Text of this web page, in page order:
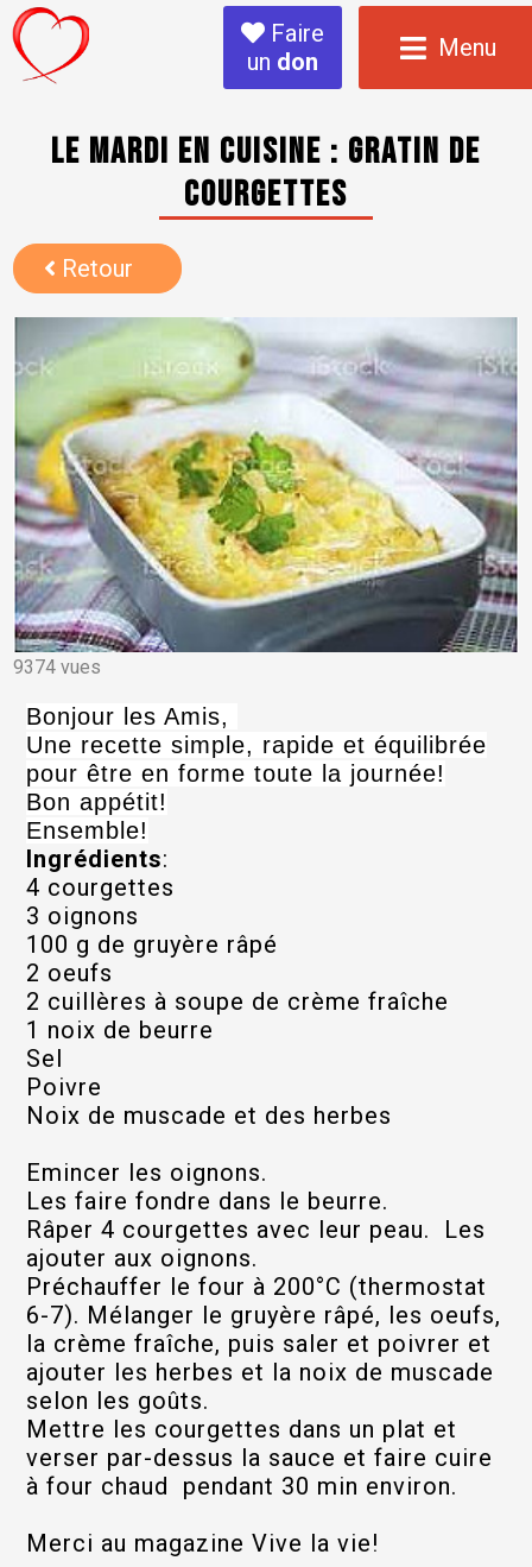
Faire
un don Menu
Le mardi en cuisine : Gratin de
courgettes
Retour
9374 vues
Bonjour les Amis,
Une recette simple, rapide et équilibrée
pour être en forme toute la journée!
Bon appétit!
Ensemble!
Ingrédients:
4 courgettes
3 oignons
100 g de gruyère râpé
2 oeufs
2 cuillères à soupe de crème fraîche
1 noix de beurre
Sel
Poivre
Noix de muscade et des herbes
Emincer les oignons.
Les faire fondre dans le beurre.
Râper 4 courgettes avec leur peau. Les
ajouter aux oignons.
Préchauffer le four à 200°C (thermostat
6-7). Mélanger le gruyère râpé, les oeufs,
la crème fraîche, puis saler et poivrer et
ajouter les herbes et la noix de muscade
selon les goûts.
Mettre les courgettes dans un plat et
verser par-dessus la sauce et faire cuire
à four chaud pendant 30 min environ.
Merci au magazine Vive la vie!